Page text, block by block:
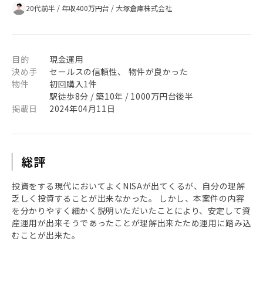
20代前半 / 年収400万円台 / 大塚倉庫株式会社
目的
現金運用
決め手
セールスの信頼性、 物件が良かった
物件
初回購入1件
駅徒歩8分 / 築10年 / 1000万円台後半
掲載日
2024年04月11日
総評
投資をする現代においてよくNISAが出てくるが、自分の理解
乏しく投資することが出来なかった。 しかし、本案件の内容
を分かりやすく細かく説明いただいたことにより、安定して資
産運用が出来そうであったことが理解出来たため運用に踏み込
むことが出来た。